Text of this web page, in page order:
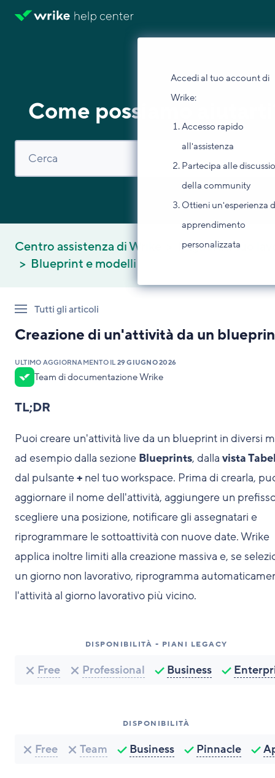
Accedi al tuo account di
Wrike:
Accesso rapido
all'assistenza
Partecipa alle
della community
Ottieni un'esperienza
apprendimento
personalizzata
Come possiamo
Centro assistenza di Wrike
Migliora il tuo
Blueprint e modelli
Tutti gli articoli
Creazione di un'attività da un
ULTIMO AGGIORNAMENTO IL 29 GIUGNO 2026
Team di documentazione Wrike
TL;DR
Puoi creare un'attività live da un blueprint in diversi
ad esempio dalla sezione Blueprints, dalla vista
dal pulsante+ nel tuo workspace. Prima di crearla,
aggiornare il nome dell'attività, aggiungere un
scegliere una posizione, notificare gli assegnatari e
riprogrammare le sottoattività con nuove date. Wrike
applica inoltre limiti alla creazione massiva e, se
un giorno non lavorativo, riprogramma
l'attività al giorno lavorativo più vicino.
DISPONIBILITÀ - PIANI LEGACY
Free Professional Business
DISPONIBILITÀ
Free Team Business Pinnacle